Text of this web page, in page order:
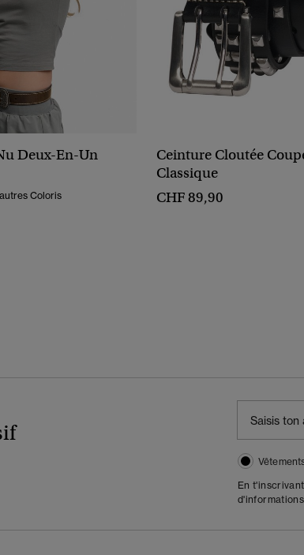
Deux-En-Un
Coloris
Ceinture Cloutée
Classique
CHF 89,90
En